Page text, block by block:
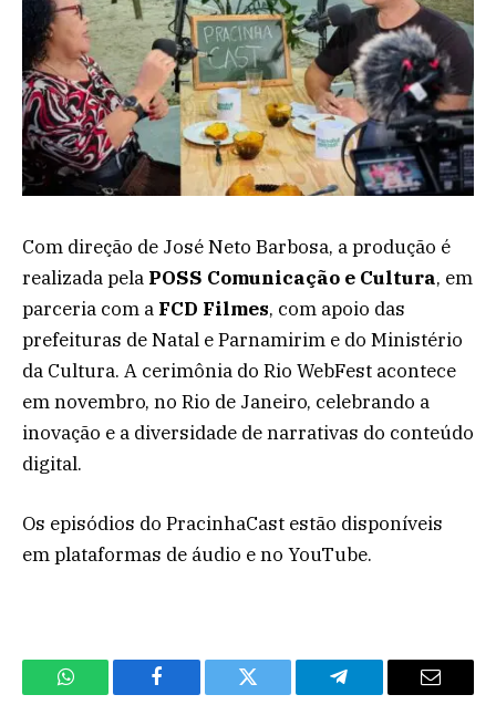
Com direção de José Neto Barbosa, a produção é
realizada pela POSS Comunicação e Cultura, em
parceria com a FCD Filmes, com apoio das
prefeituras de Natal e Parnamirim e do Ministério
da Cultura. A cerimônia do Rio WebFest acontece
em novembro, no Rio de Janeiro, celebrando a
inovação e a diversidade de narrativas do conteúdo
digital.
Os episódios do PracinhaCast estão disponíveis
em plataformas de áudio e no YouTube.
WhatsApp Facebook Twitter Telegram Email